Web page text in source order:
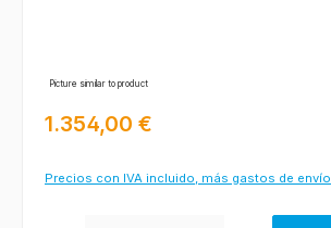
Picture similar to product
Precio normal:
1.354,00 €
Precios con IVA incluido, más gastos de envío